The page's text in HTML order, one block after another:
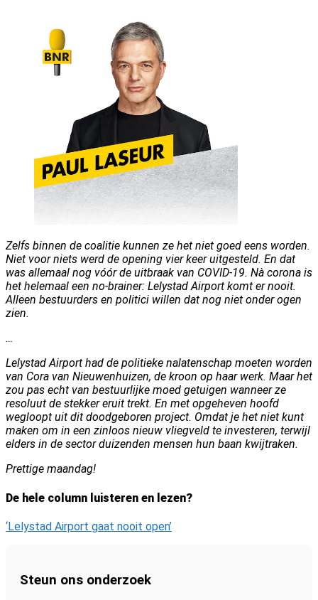
Zelfs binnen de coalitie kunnen ze het niet goed eens worden.
Niet voor niets werd de opening vier keer uitgesteld. En dat
was allemaal nog vóór de uitbraak van COVID-19. Nà corona is
het helemaal een no-brainer: Lelystad Airport komt er nooit.
Alleen bestuurders en politici willen dat nog niet onder ogen
zien.
…
Lelystad Airport had de politieke nalatenschap moeten worden
van Cora van Nieuwenhuizen, de kroon op haar werk. Maar het
zou pas echt van bestuurlijke moed getuigen wanneer ze
resoluut de stekker eruit trekt. En met opgeheven hoofd
wegloopt uit dit doodgeboren project. Omdat je het niet kunt
maken om in een zinloos nieuw vliegveld te investeren, terwijl
elders in de sector duizenden mensen hun baan kwijtraken.
Prettige maandag!
De hele column luisteren en lezen?
‘Lelystad Airport gaat nooit open’
Steun ons onderzoek